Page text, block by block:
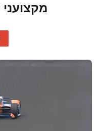
מקצועני SAP בישראל